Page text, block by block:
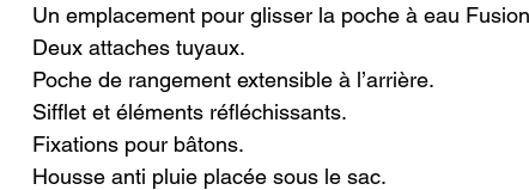
Un emplacement pour glisser la poche à eau
Deux attaches tuyaux.
Poche de rangement extensible à l’arrière.
Sifflet et éléments réfléchissants.
Fixations pour bâtons.
Housse anti pluie placée sous le sac.